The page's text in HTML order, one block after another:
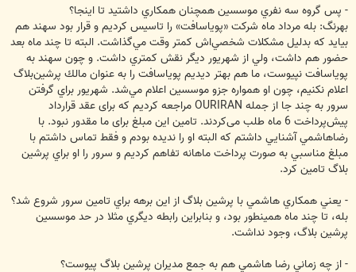
- پس گروه سه نفري موسسين همچنان همكاري داشتيد تا اينجا؟
بهرنگ: بله مرداد ماه شركت «پوياسافت» را تاسيس كرديم و قرار بود سهند هم
بيايد كه بدليل مشكلات شخصي‌اش كمتر وقت مي‌گذاشت. البته تا چند ماه بعد
حضور هم داشت، ولي از شهريور ديگر نقش كمتري داشت. و چون سهند به
پوياسافت نپيوست، ما هم بهتر ديديم پوياسافت را به عنوان مالك پرشين‌بلاگ
اعلام نكنيم، چون او همواره جزو موسسين اعلام مي‌شد. شهريور براي گرفتن
سرور به چند جا از جمله OURIRAN مراجعه كرديم كه برای عقد قرارداد
پيش‌پرداخت 6 ماه طلب می‌کردند. تامين اين مبلغ برای ما مقدور نبود. با
رضاهاشمي آشنايي داشتم كه البته او را نديده بودم و فقط تماس داشتم با
مبلغ مناسبي به صورت پرداخت ماهانه تفاهم كرديم و سرور را او براي پرشين
بلاگ تامين كرد.
- يعني همكاري هاشمي با پرشين بلاگ از اين برهه براي تامين سرور شروع شد؟
بله، تا چند ماه همينطور بود، و بنابراين رابطه ديگري مثلا در حد موسسين
پرشين بلاگ، وجود نداشت.
- از چه زماني رضا هاشمي هم به جمع مديران پرشين بلاگ پيوست؟